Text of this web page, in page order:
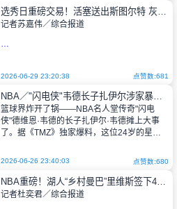
记者苏嘉伟／综合报道
拉尼亚（Shams Charania）爆料称，底特律
Stewart）送至孟菲斯灰
2026-06-29 23:20:38 点赞数:681
NBA／"闪电侠"韦德长子扎伊尔涉家暴被捕 警方现场搜出手枪
篮球界炸开了锅——NBA名人堂传奇"闪电
侠"德维恩·韦德的长子扎伊尔·韦德摊上大事
了。据《TMZ》独家爆料，这位24岁的星二
暴被警方带走，目前虽已保释，但
2026-06-26 23:40:03 点赞数:680
NBA重磅！湖人“乡村曼巴”里维斯签下4年1.85亿天价续约
记者杜奕君／综合报道